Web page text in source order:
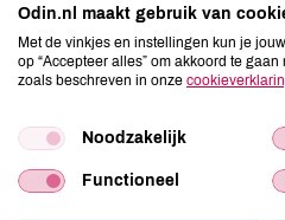
Gluten
Lactose
Lupine
Noten
Schaaldieren
Odin.nl maakt gebruik van
Met de vinkjes en instellingen kun je
op “Accepteer alles” om akkoord te
zoals beschreven in onze
Noodzakelijk
Functioneel